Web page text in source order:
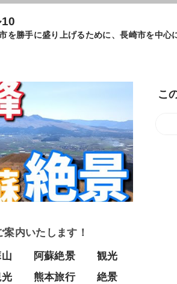
勝手に盛り上げるために、長崎市を中心
内いたします！
阿蘇絶景
観光
熊本旅行
絶景
こ